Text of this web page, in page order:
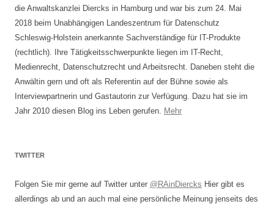
die Anwaltskanzlei Diercks in Hamburg und war bis zum 24. Mai
2018 beim Unabhängigen Landeszentrum für Datenschutz
Schleswig-Holstein anerkannte Sachverständige für IT-Produkte
(rechtlich). Ihre Tätigkeitsschwerpunkte liegen im IT-Recht,
Medienrecht, Datenschutzrecht und Arbeitsrecht. Daneben steht die
Anwältin gern und oft als Referentin auf der Bühne sowie als
Interviewpartnerin und Gastautorin zur Verfügung. Dazu hat sie im
Jahr 2010 diesen Blog ins Leben gerufen. Mehr
TWITTER
Folgen Sie mir gerne auf Twitter unter @RAinDiercks Hier gibt es
allerdings ab und an auch mal eine persönliche Meinung jenseits des